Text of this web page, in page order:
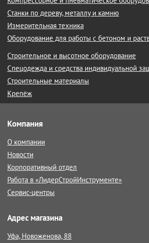
Станки по дереву, металлу и камню
Измерительная техника
Оборудование для работы с бетоном и
Строительное и высотное оборудование
Спецодежда и средства индивидуальной
Строительные материалы
Крепёж
Компания
О компании
Новости
Корпоративный отдел
Работа в «ЛидерСтройИнструменте»
Сервис-центры
Адрес магазина
Уфа, Новоженова, 88